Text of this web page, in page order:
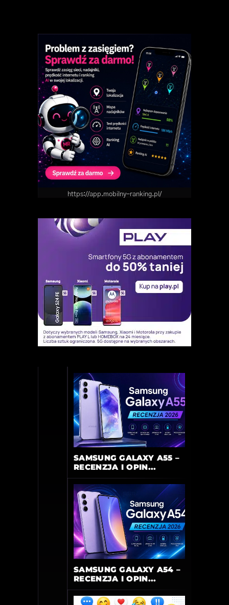
https://app.mobilny-ranking.pl/
SAMSUNG GALAXY A55 –
RECENZJA I OPIN...
SAMSUNG GALAXY A54 –
RECENZJA I OPIN...